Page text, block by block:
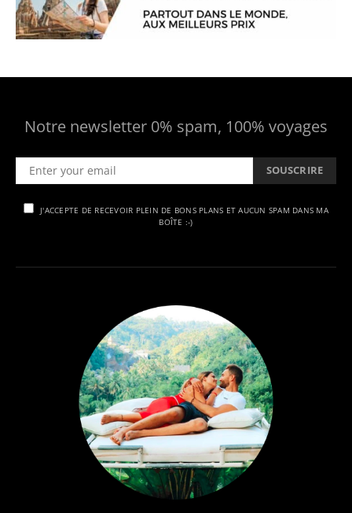
Notre newsletter 0% spam, 100% voyages
SOUSCRIRE
J'ACCEPTE DE RECEVOIR PLEIN DE BONS PLANS ET AUCUN SPAM DANS MA
BOÎTE :-)